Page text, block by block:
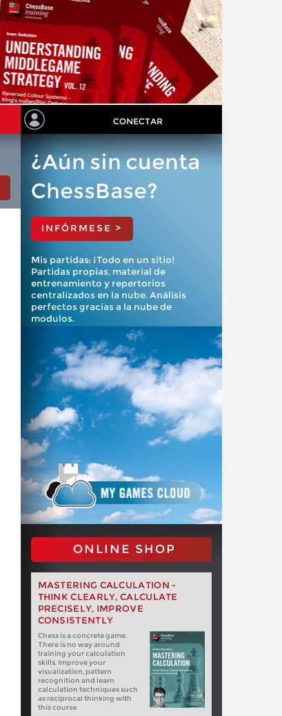
CONECTAR
¿Aún sin cuenta
ChessBase?
INFÓRMESE >
Mis partidas: ¡Todo en un sitio!
Partidas propias, material de
entrenamiento y repertorios
centralizados en la nube. Análisis
perfectos gracias a la nube de
modulos.
ONLINE SHOP
MASTERING CALCULATION -
THINK CLEARLY, CALCULATE
PRECISELY, IMPROVE
CONSISTENTLY
Chess is a concrete game.
There is no way around
training your calculation
skills. Improve your
visualization, pattern
recognition and learn
calculation techniques such
as reciprocal thinking with
this course.